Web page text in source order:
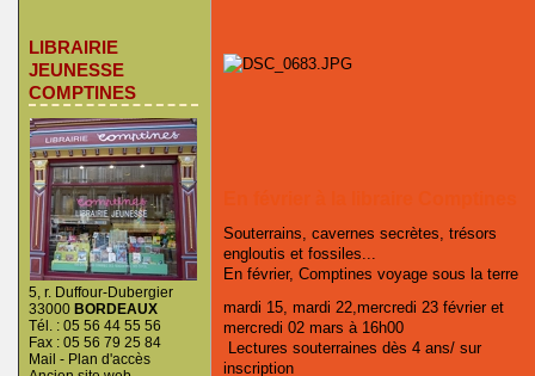
LIBRAIRIE
JEUNESSE
COMPTINES
5, r. Duffour-Dubergier
33000 BORDEAUX
Tél. : 05 56 44 55 56
Fax : 05 56 79 25 84
Mail - Plan d'accès
Souterrains, cavernes secrètes, trésors
engloutis et fossiles...
En février, Comptines voyage sous la terre
mardi 15, mardi 22,mercredi 23 février et
mercredi 02 mars à 16h00
Lectures souterraines dès 4 ans/ sur
inscription